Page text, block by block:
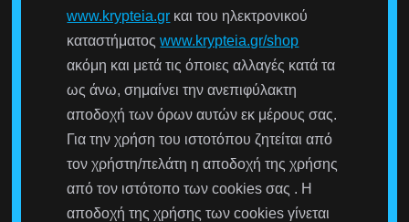
www.krypteia.gr και του ηλεκτρονικού
καταστήματοςwww.krypteia.gr/shop
ακόμη και μετά τις όποιες αλλαγές κατά τα
ως άνω, σημαίνει την ανεπιφύλακτη
αποδοχή των όρων αυτών εκ μέρους σας.
Για την χρήση του ιστοτόπου ζητείται από
τον χρήστη/πελάτη η αποδοχή της χρήσης
από τον ιστότοπο των cookies σας . Η
αποδοχή της χρήσης των cookies γίνεται